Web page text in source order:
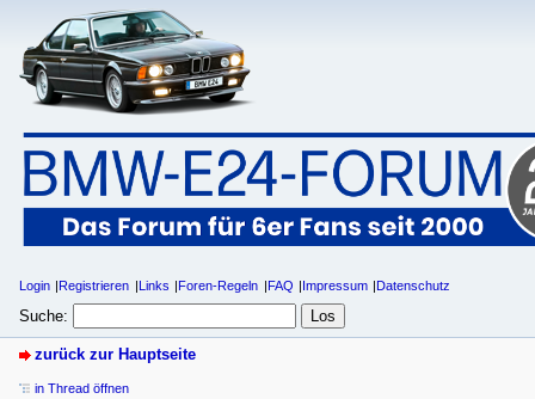
Login Registrieren Links Foren-Regeln FAQ Impressum Datenschutz
Suche:
zurück zur Hauptseite
in Thread öffnen